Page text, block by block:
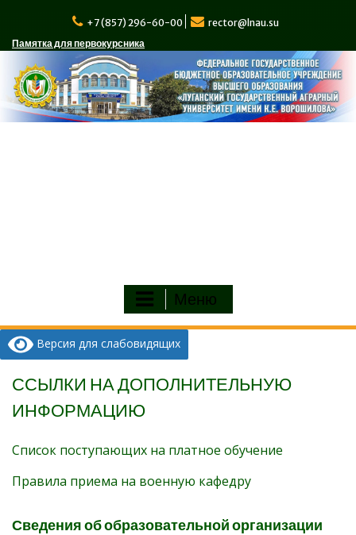
содержимому
+7 (857) 296-60-00
rector@lnau.su
Памятка для первокурсника
Меню
Версия для слабовидящих
ССЫЛКИ НА ДОПОЛНИТЕЛЬНУЮ
ИНФОРМАЦИЮ
Список поступающих на платное обучение
Правила приема на военную кафедру
Сведения об образовательной организации